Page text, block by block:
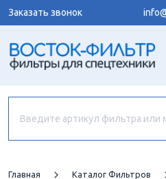
Заказать звонок
Главная Каталог Фильтров